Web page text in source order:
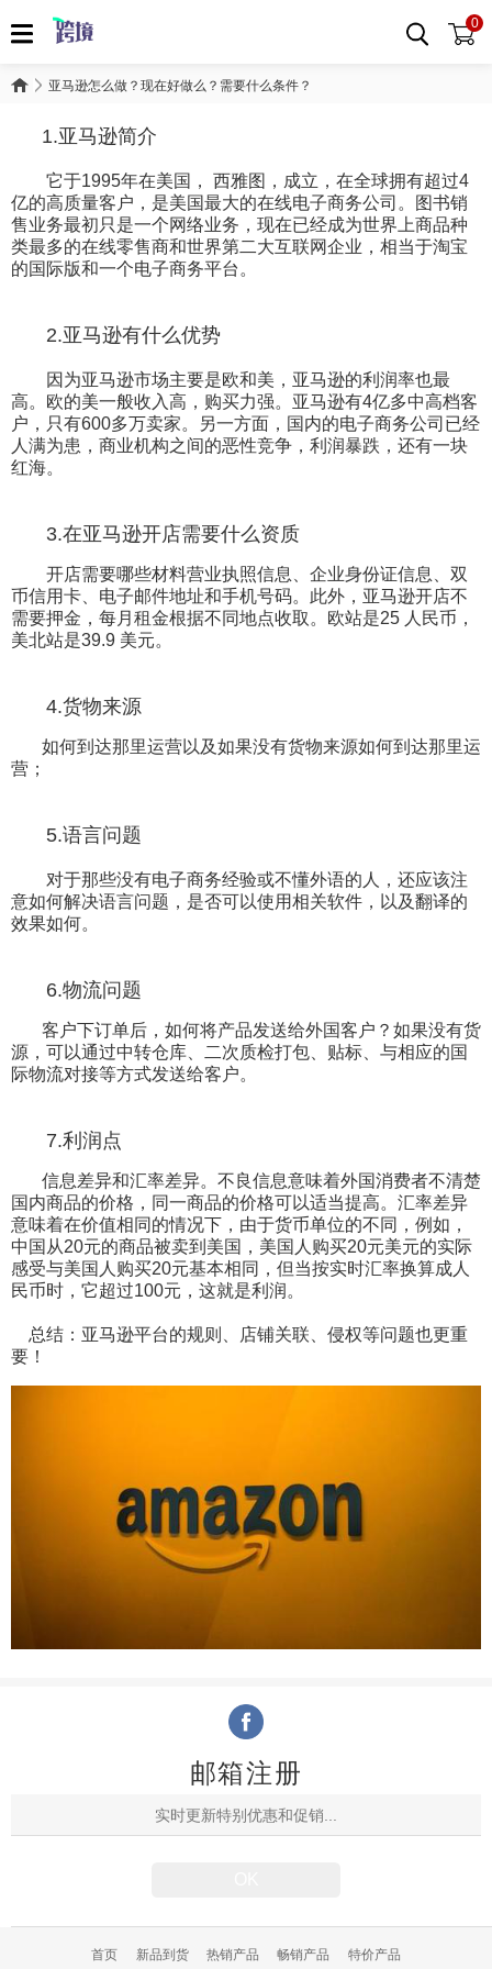
0
亚马逊怎么做？现在好做么？需要什么条件？
1.亚马逊简介
它于1995年在美国， 西雅图，成立，在全球拥有超过4
亿的高质量客户，是美国最大的在线电子商务公司。图书销
售业务最初只是一个网络业务，现在已经成为世界上商品种
类最多的在线零售商和世界第二大互联网企业，相当于淘宝
的国际版和一个电子商务平台。
2.亚马逊有什么优势
因为亚马逊市场主要是欧和美，亚马逊的利润率也最
高。欧的美一般收入高，购买力强。亚马逊有4亿多中高档客
户，只有600多万卖家。另一方面，国内的电子商务公司已经
人满为患，商业机构之间的恶性竞争，利润暴跌，还有一块
红海。
3.在亚马逊开店需要什么资质
开店需要哪些材料营业执照信息、企业身份证信息、双
币信用卡、电子邮件地址和手机号码。此外，亚马逊开店不
需要押金，每月租金根据不同地点收取。欧站是25 人民币，
美北站是39.9 美元。
4.货物来源
如何到达那里运营以及如果没有货物来源如何到达那里运
营；
5.语言问题
对于那些没有电子商务经验或不懂外语的人，还应该注
意如何解决语言问题，是否可以使用相关软件，以及翻译的
效果如何。
6.物流问题
客户下订单后，如何将产品发送给外国客户？如果没有货
源，可以通过中转仓库、二次质检打包、贴标、与相应的国
际物流对接等方式发送给客户。
7.利润点
信息差异和汇率差异。不良信息意味着外国消费者不清楚
国内商品的价格，同一商品的价格可以适当提高。汇率差异
意味着在价值相同的情况下，由于货币单位的不同，例如，
中国从20元的商品被卖到美国，美国人购买20元美元的实际
感受与美国人购买20元基本相同，但当按实时汇率换算成人
民币时，它超过100元，这就是利润。
总结：亚马逊平台的规则、店铺关联、侵权等问题也更重
要！
邮箱注册
首页 新品到货 热销产品 畅销产品 特价产品